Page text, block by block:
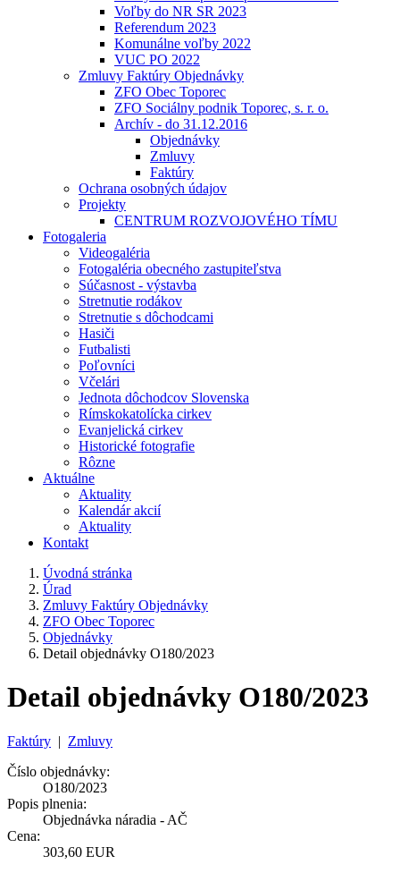
Voľby do NR SR 2023
Referendum 2023
Komunálne voľby 2022
VUC PO 2022
Zmluvy Faktúry Objednávky
ZFO Obec Toporec
ZFO Sociálny podnik Toporec, s. r. o.
Archív - do 31.12.2016
Objednávky
Zmluvy
Faktúry
Ochrana osobných údajov
Projekty
CENTRUM ROZVOJOVÉHO TÍMU
Fotogaleria
Videogaléria
Fotogaléria obecného zastupiteľstva
Súčasnost - výstavba
Stretnutie rodákov
Stretnutie s dôchodcami
Hasiči
Futbalisti
Poľovníci
Včelári
Jednota dôchodcov Slovenska
Rímskokatolícka cirkev
Evanjelická cirkev
Historické fotografie
Rôzne
Aktuálne
Aktuality
Kalendár akcií
Aktuality
Kontakt
Úvodná stránka
Úrad
Zmluvy Faktúry Objednávky
ZFO Obec Toporec
Objednávky
Detail objednávky O180/2023
Detail objednávky O180/2023
Faktúry | Zmluvy
Číslo objednávky:
O180/2023
Popis plnenia:
Objednávka náradia - AČ
Cena:
303,60 EUR